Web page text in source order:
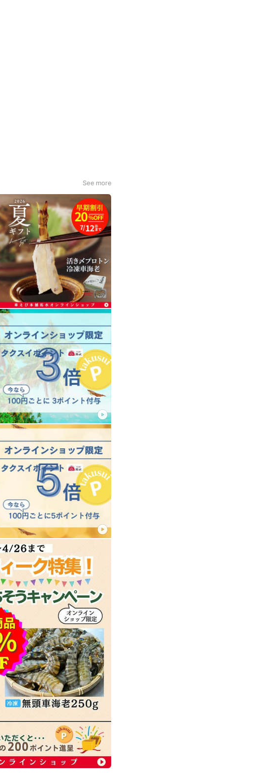
See more